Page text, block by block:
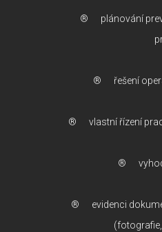
® plánování
® řešení
® vlastní řízení
®
® evidenci